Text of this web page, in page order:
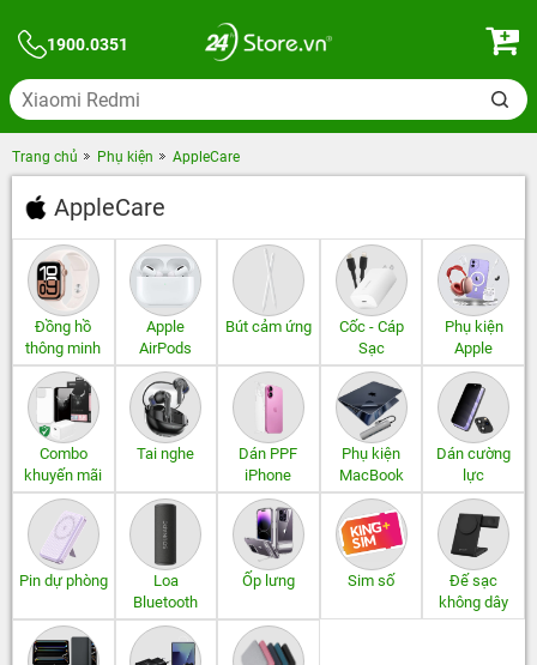
1900.0351
Trang chủ Phụ kiện AppleCare
AppleCare
Đồng hồ
thông minh
Apple
AirPods
Bút cảm ứng
Cốc - Cáp
Sạc
Phụ kiện
Apple
Combo
khuyến mãi
Tai nghe
Dán PPF
iPhone
Phụ kiện
MacBook
Dán cường
lực
Pin dự phòng
Loa
Bluetooth
Ốp lưng Sim số
Đế sạc
không dây